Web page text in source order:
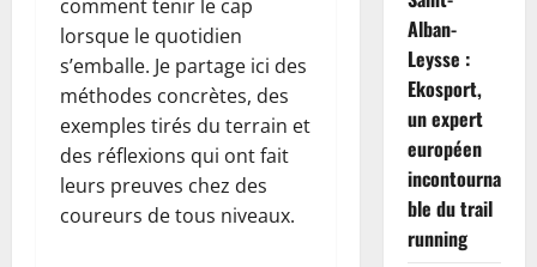
comment tenir le cap
lorsque le quotidien
s’emballe. Je partage ici des
méthodes concrètes, des
exemples tirés du terrain et
des réflexions qui ont fait
leurs preuves chez des
coureurs de tous niveaux.
Alban-
Leysse :
Ekosport,
un expert
européen
incontourna
ble du trail
running